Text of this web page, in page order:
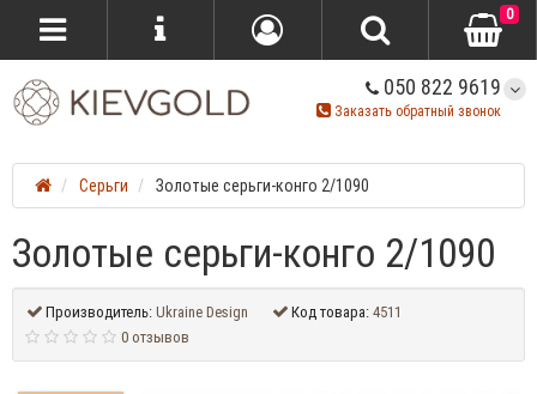
050 822 9619
Заказать обратный звонок
0
Серьги Золотые серьги-конго 2/1090
Золотые серьги-конго 2/1090
Производитель:Ukraine Design Код товара:4511
0 отзывов